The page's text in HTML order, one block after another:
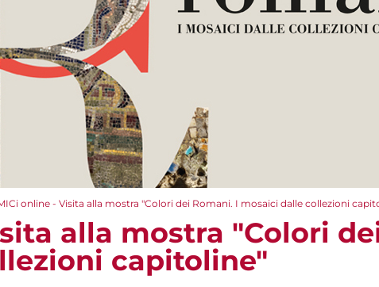
online - Visita alla mostra "Colori dei Romani. I mosaici dalle collezioni
alla mostra "Colori
capitoline"